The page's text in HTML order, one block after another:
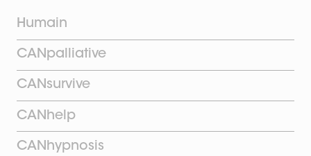
Humain
CANpalliative
CANsurvive
CANhelp
CANhypnosis